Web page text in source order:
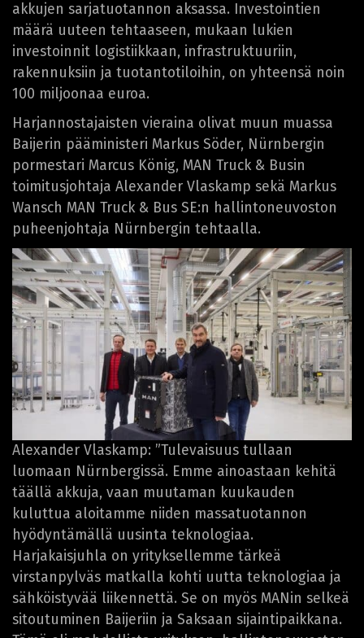
akkujen sarjatuotannon aksassa. Investointien
määrä uuteen tehtaaseen, mukaan lukien
investoinnit logistiikkaan, infrastruktuuriin,
rakennuksiin ja tuotantotiloihin, on yhteensä noin
100 miljoonaa euroa.
Harjannostajaisten vieraina olivat muun muassa
Baijerin pääministeri Markus Söder, Nürnbergin
pormestari Marcus König, MAN Truck & Busin
toimitusjohtaja Alexander Vlaskamp sekä Markus
Wansch MAN Truck & Bus SE:n hallintoneuvoston
puheenjohtaja Nürnbergin tehtaalla.
Alexander Vlaskamp: ”Tulevaisuus tullaan
luomaan Nürnbergissä. Emme ainoastaan kehitä
täällä akkuja, vaan muutaman kuukauden
kuluttua aloitamme niiden massatuotannon
hyödyntämällä uusinta teknologiaa.
Harjakaisjuhla on yrityksellemme tärkeä
virstanpylväs matkalla kohti uutta teknologiaa ja
sähköistyvää liikennettä. Se on myös MANin selkeä
sitoutuminen Baijeriin ja Saksaan sijaintipaikkana.